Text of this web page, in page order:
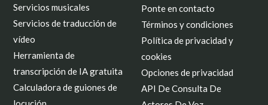
Servicios musicales
Servicios de traducción de
vídeo
Herramienta de
transcripción de IA gratuita
Calculadora de guiones de
Ponte en contacto
Términos y condiciones
Política de privacidad y
cookies
Opciones de privacidad
API De Consulta De